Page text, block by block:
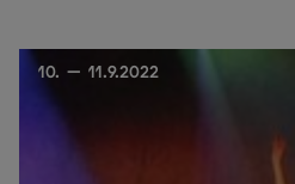
10. — 11.9.2022